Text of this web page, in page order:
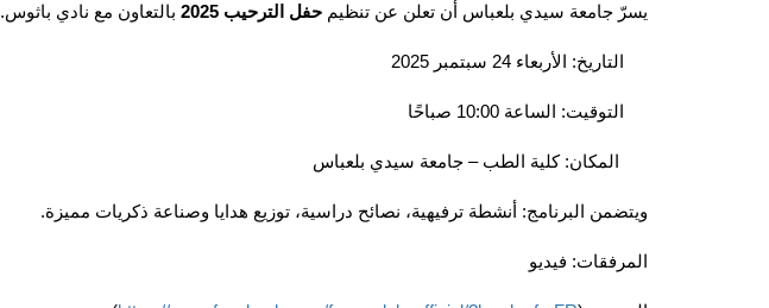
يسرّ جامعة سيدي بلعباس أن تعلن عن تنظيم حفل الترحيب 2025 بالتعاون مع نادي باثوس.
التاريخ: الأربعاء 24 سبتمبر 2025
التوقيت: الساعة 10:00 صباحًا
المكان: كلية الطب – جامعة سيدي بلعباس
ويتضمن البرنامج: أنشطة ترفيهية، نصائح دراسية، توزيع هدايا وصناعة ذكريات مميزة.
المرفقات: فيديو